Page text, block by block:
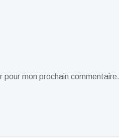
mon prochain commentaire.